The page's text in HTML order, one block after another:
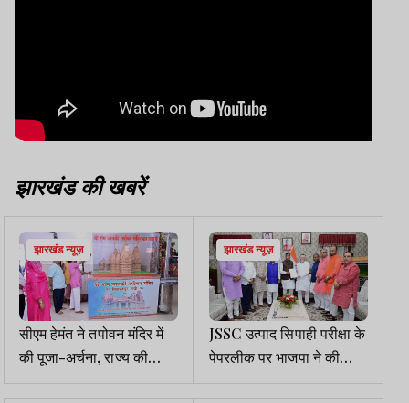
झारखंड की खबरें
झारखंड न्यूज़
सीएम हेमंत ने तपोवन मंदिर में
की पूजा-अर्चना, राज्य की
खुशहाली की कामना की
झारखंड न्यूज़
JSSC उत्पाद सिपाही परीक्षा के
पेपरलीक पर भाजपा ने की
CBI जांच की मांग